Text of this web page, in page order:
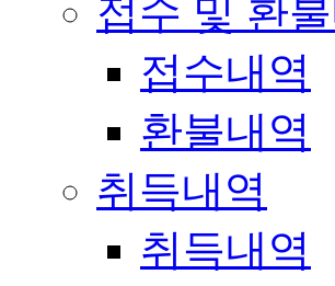
접수 및 환
접수내역
환불내역
취득내역
취득내역